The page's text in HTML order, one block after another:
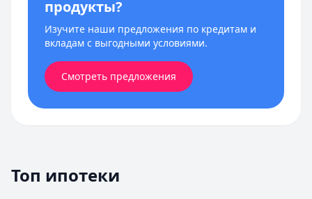
продукты?
Изучите наши предложения по кредитам и
вкладам с выгодными условиями.
Смотреть предложения
Топ ипотеки